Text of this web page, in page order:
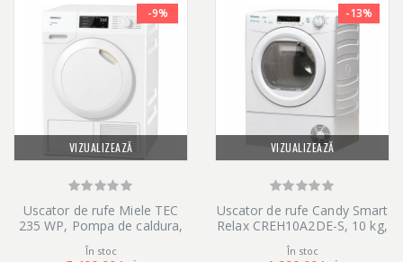
VIZUALIZEAZĂ
-9%
Uscator de rufe Miele TEC
235 WP, Pompa de caldura,
În stoc
VIZUALIZEAZĂ
-13%
Uscator de rufe Candy Smart
Relax CREH10A2DE-S, 10 kg,
În stoc